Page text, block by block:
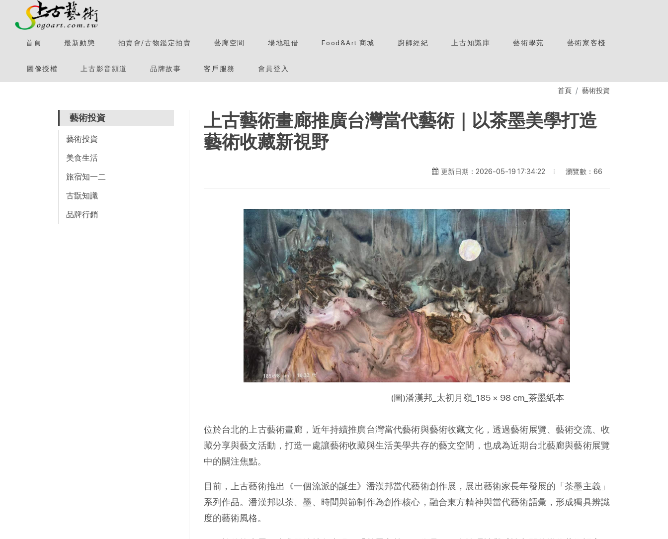
首頁 最新動態 拍賣會/古物鑑定拍賣 藝廊空間 場地租借 Food&Art 商城 廚師經紀 上古知識庫 藝術學苑 藝術家客棧
圖像授權 上古影音頻道 品牌故事 客戶服務 會員登入
首頁 藝術投資
藝術投資
藝術投資
美食生活
旅宿知一二
古翫知識
品牌行銷
上古藝術畫廊推廣台灣當代藝術｜以茶墨美學打造
藝術收藏新視野
更新日期：2026-05-19 17:34:22 瀏覽數：66
                                                                                              (圖)潘漢邦_太初月嶺_185 × 98 cm_茶墨紙本
位於台北的上古藝術畫廊，近年持續推廣台灣當代藝術與藝術收藏文化，透過藝術展覽、藝術交流、收
藏分享與藝文活動，打造一處讓藝術收藏與生活美學共存的藝文空間，也成為近期台北藝廊與藝術展覽
中的關注焦點。
目前，上古藝術推出《一個流派的誕生》潘漢邦當代藝術創作展，展出藝術家長年發展的「茶墨主義」
系列作品。潘漢邦以茶、墨、時間與節制作為創作核心，融合東方精神與當代藝術語彙，形成獨具辨識
度的藝術風格。